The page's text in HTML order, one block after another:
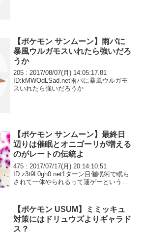
【ポケモン サンムーン】雨パに
暴風ウルガモスいれたら強いだろ
うか
205 : 2017/08/07(月) 14:05:17.81
ID:kMWOdLSad.net雨パに暴風ウルガモ
スいれたら強いだろうか
【ポケモン サンムーン】最終日
辺りは催眠とオニゴーリが増える
のがレートの伝統よ
475 : 2017/07/17(月) 20:14:10.51
ID:z3t9L0gh0.net1ターン目催眠術で眠ら
されて一体やられるって運ゲーというこ
【ポケモン USUM】ミミッキュ
対策にはドリュウズよりギャラド
ス？